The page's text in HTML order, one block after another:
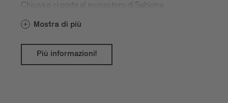
Chiusa e ci porta al monastero di Sabiona
Castagno fino a Velturno.
Mostra di più
Più informazioni!